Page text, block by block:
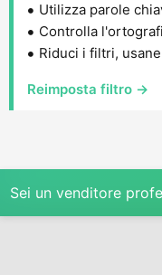
Utilizza parole
Controlla
Riduci i filtri,
Reimposta filtro →
Sei un venditore